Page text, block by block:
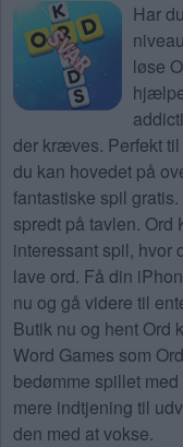
Har
løse
der kræves. Perfekt
du kan hovedet på
fantastiske spil
spredt på tavlen. Ord
interessant spil, hvor
lave ord. Få din
nu og gå videre til
Butik nu og hent Ord
Word Games som
bedømme spillet
mere indtjening til
den med at vokse.